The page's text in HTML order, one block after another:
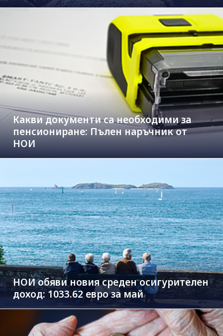
Какви документи са необходими за
пенсиониране: Пълен наръчник от
НОИ
НОИ обяви новия среден осигурителен
доход: 1033.62 евро за май